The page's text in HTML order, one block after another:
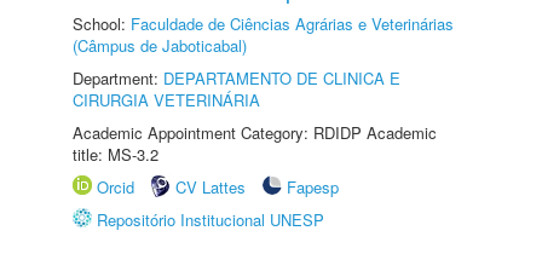
School: Faculdade de Ciências Agrárias e Veterinárias
(Câmpus de Jaboticabal)
Department: DEPARTAMENTO DE CLINICA E
CIRURGIA VETERINÁRIA
Academic Appointment Category: RDIDP Academic
title: MS-3.2
Orcid
CV Lattes
Fapesp
Repositório Institucional UNESP